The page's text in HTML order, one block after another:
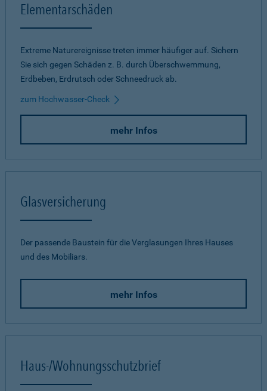
Elementarschäden
Extreme Naturereignisse treten immer häufiger auf. Sichern
Sie sich gegen Schäden z. B. durch Überschwemmung,
Erdbeben, Erdrutsch oder Schneedruck ab.
zum Hochwasser-Check
mehr Infos
Glasversicherung
Der passende Baustein für die Verglasungen Ihres Hauses
und des Mobiliars.
mehr Infos
Haus-/Wohnungsschutzbrief